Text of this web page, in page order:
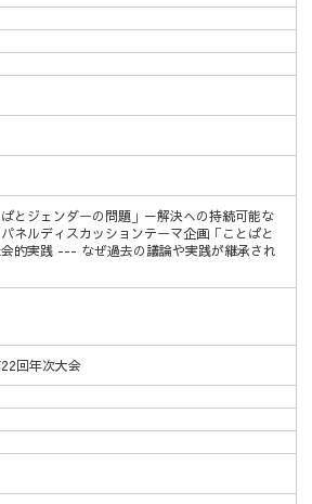
とジェンダーの問題」－解決への持続可能な
ネルディスカッションテーマ企画「ことばと
的実践 --- なぜ過去の議論や実践が継承され
回年次大会